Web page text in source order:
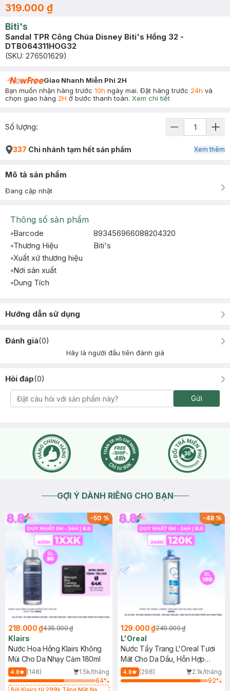
319.000 ₫
Biti's
Sandal TPR Công Chúa Disney Biti's Hồng 32 -
DTB064311HOG32
(SKU: 276501629)
Giao Nhanh Miễn Phí 2H
Bạn muốn nhận hàng trước 10h ngày mai. Đặt hàng trước 24h và
chọn giao hàng 2H ở bước thanh toán. Xem chi tiết
Số lượng:
337 Chi nhánh tạm hết sản phẩm Xem thêm
Mô tả sản phẩm
Đang cập nhật
Thông số sản phẩm
Barcode
893456966088204320
Thương Hiệu
Biti's
Xuất xứ thương hiệu
Nơi sản xuất
Dung Tích
Hướng dẫn sử dụng
Đánh giá(0)
Hãy là người đầu tiên đánh giá
Hỏi đáp(0)
Gửi
GỢI Ý DÀNH RIÊNG CHO BẠN
-50%
218.000 ₫435.000 ₫
Klairs
Nước Hoa Hồng Klairs Không
Mùi Cho Da Nhạy Cảm 180ml
4.8 (148)
1.5k/tháng
64%
Bill Klairs từ 299k Tặng Mặt Nạ
-48%
129.000 ₫249.000 ₫
L'Oreal
Nước Tẩy Trang L'Oreal Tươi
Mát Cho Da Dầu, Hỗn Hợp
400ml
4.8 (298)
2.1k/tháng
92%